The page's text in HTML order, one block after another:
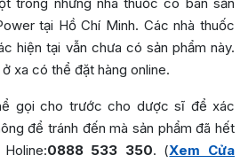
tại Hồ Chí Minh. Các nhà thuốc
hiện tại vẫn chưa có sản phẩm này.
xa có thể đặt hàng online.
gọi cho trước cho dược sĩ để xác
để tránh đến mà sản phẩm đã hết
0888 533 350. (Xem Cửa